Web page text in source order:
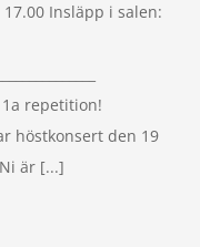
Insläpp i salen:
repetition!
höstkonsert den 19
är [...]